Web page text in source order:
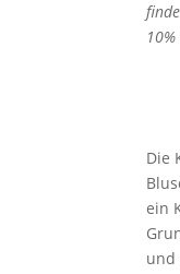
Die
ein
und